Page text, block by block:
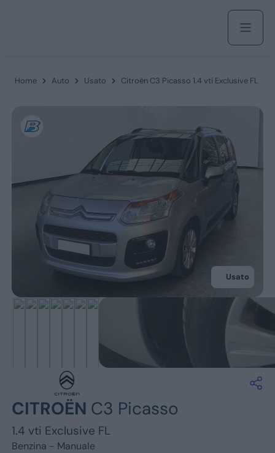
Acquista
Azienda
Servizi
Marchi
Fiat
Jeep
Opel
Home Auto Usato Citroën C3 Picasso 1.4 vti Exclusive FL
Usato
CITROËN C3 Picasso
1.4 vti Exclusive FL
Benzina - Manuale